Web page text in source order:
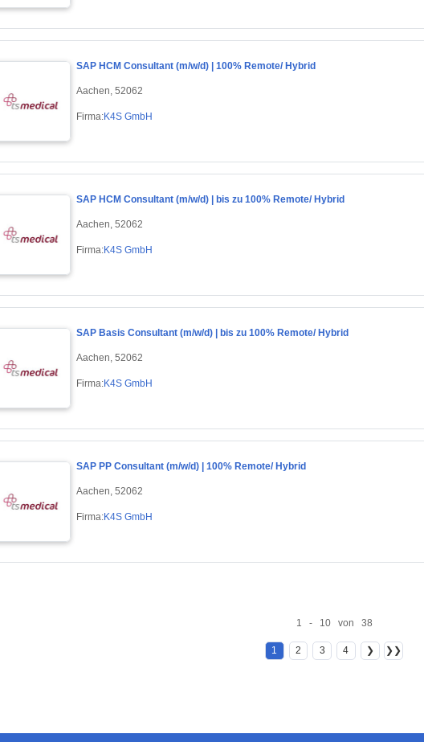
SAP HCM Consultant (m/w/d) | 100% Remote/ Hybrid
Aachen, 52062
Firma:K4S GmbH
SAP HCM Consultant (m/w/d) | bis zu 100% Remote/ Hybrid
Aachen, 52062
Firma:K4S GmbH
SAP Basis Consultant (m/w/d) | bis zu 100% Remote/ Hybrid
Aachen, 52062
Firma:K4S GmbH
SAP PP Consultant (m/w/d) | 100% Remote/ Hybrid
Aachen, 52062
Firma:K4S GmbH
1 - 10 von 38
1 2 3 4 ❯ ❯❯